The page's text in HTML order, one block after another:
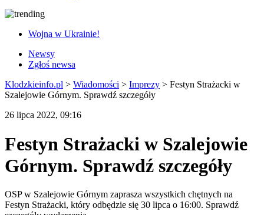
Wojna w Ukrainie!
Newsy
Zgłoś newsa
Klodzkieinfo.pl > Wiadomości > Imprezy > Festyn Strażacki w
Szalejowie Górnym. Sprawdź szczegóły
26 lipca 2022, 09:16
Festyn Strażacki w Szalejowie
Górnym. Sprawdź szczegóły
OSP w Szalejowie Górnym zaprasza wszystkich chętnych na
Festyn Strażacki, który odbędzie się 30 lipca o 16:00. Sprawdź